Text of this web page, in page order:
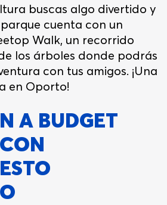
buscas algo divertido y
cuenta con un
Walk, un recorrido
los árboles donde podrás
con tus amigos. ¡Una
en Oporto!
A BUDGET